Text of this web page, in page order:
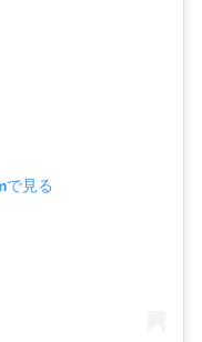
で見る